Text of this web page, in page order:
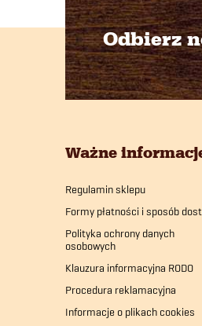
Odbierz
Ważne
Regulamin sklepu
Formy płatności i sposób
Polityka ochrony danych
osobowych
Klauzura informacyjna RODO
Procedura reklamacyjna
Informacje o plikach cookies